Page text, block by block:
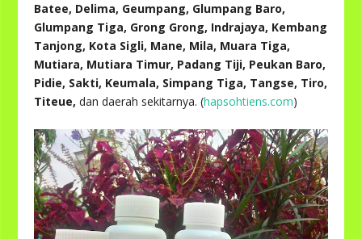
Batee, Delima, Geumpang, Glumpang Baro,
Glumpang Tiga, Grong Grong, Indrajaya, Kembang
Tanjong, Kota Sigli, Mane, Mila, Muara Tiga,
Mutiara, Mutiara Timur, Padang Tiji, Peukan Baro,
Pidie, Sakti, Keumala, Simpang Tiga, Tangse, Tiro,
Titeue, dan daerah sekitarnya. (hapsohtiens.com)